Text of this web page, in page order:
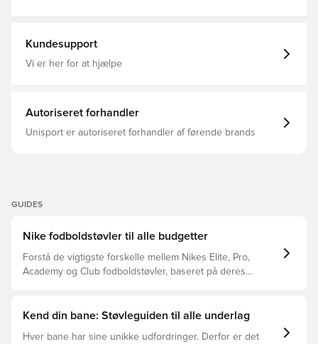
Kundesupport
Vi er her for at hjælpe
Autoriseret forhandler
Unisport er autoriseret forhandler af førende brands
GUIDES
Nike fodboldstøvler til alle budgetter
Forstå de vigtigste forskelle mellem Nikes Elite, Pro,
Academy og Club fodboldstøvler, baseret på deres
Kend din bane: Støvleguiden til alle underlag
Hver bane har sine unikke udfordringer. Derfor er det